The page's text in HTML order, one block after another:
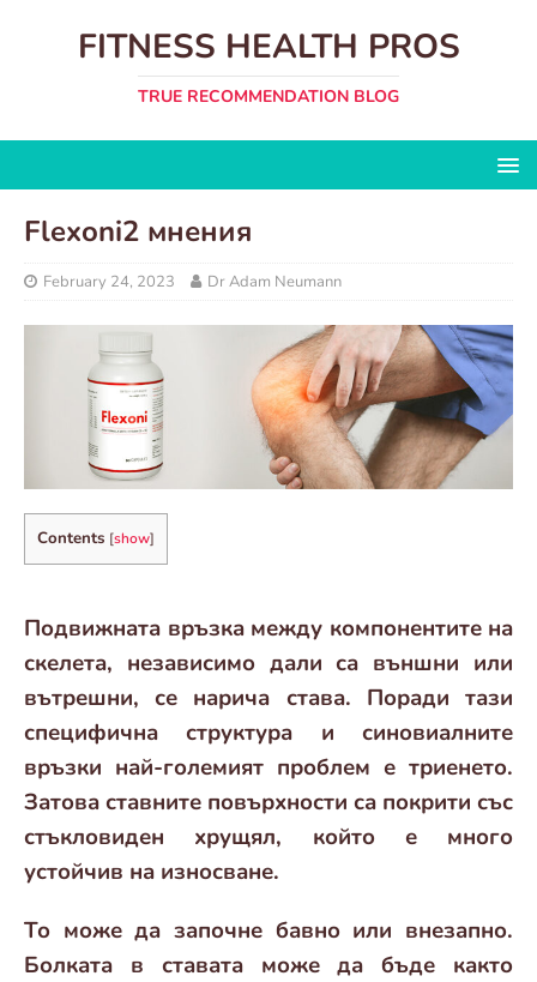
FITNESS HEALTH PROS
TRUE RECOMMENDATION BLOG
Flexoni2 мнения
February 24, 2023 Dr Adam Neumann
Contents [show]
Подвижната връзка между компонентите на
скелета, независимо дали са външни или
вътрешни, се нарича става. Поради тази
специфична структура и синовиалните
връзки най-големият проблем е триенето.
Затова ставните повърхности са покрити със
стъкловиден хрущял, който е много
устойчив на износване.
То може да започне бавно или внезапно.
Болката в ставата може да бъде както